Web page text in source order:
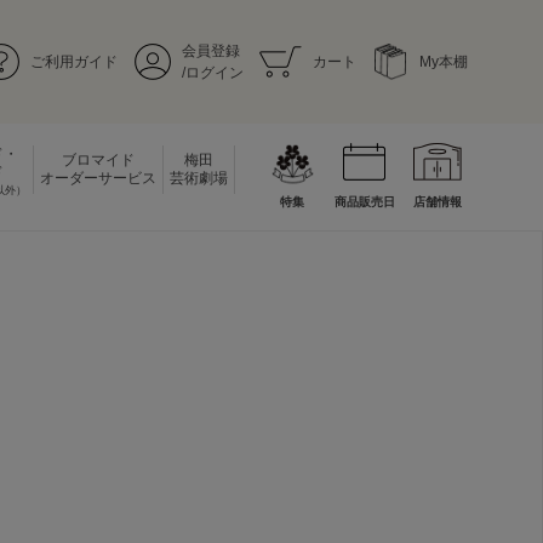
ご利用ガイド
会員登録
/ログイン
カート My本棚
）
ブロマイド
オーダーサービス
梅田
芸術劇場
特集 商品販売日 店舗情報